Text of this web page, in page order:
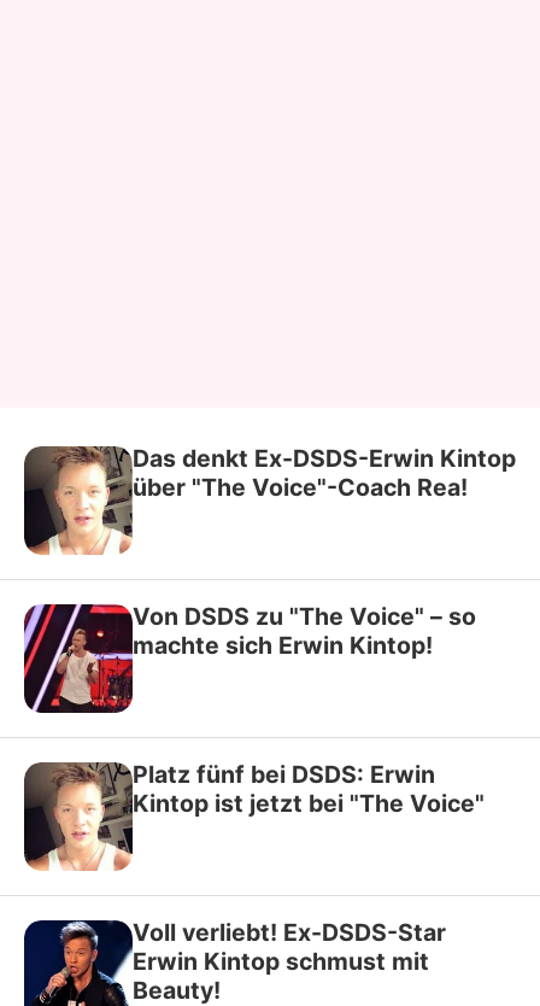
Das denkt Ex-DSDS-Erwin Kintop
über "The Voice"-Coach Rea!
Von DSDS zu "The Voice" – so
machte sich Erwin Kintop!
Platz fünf bei DSDS: Erwin
Kintop ist jetzt bei "The Voice"
Voll verliebt! Ex-DSDS-Star
Erwin Kintop schmust mit
Beauty!